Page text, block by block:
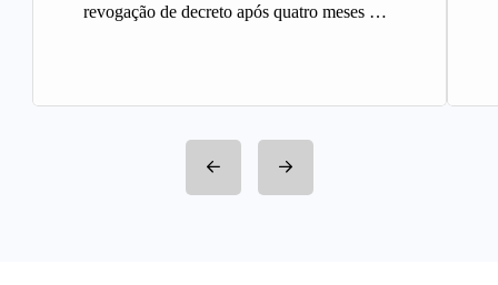
revogação de decreto após quatro meses A